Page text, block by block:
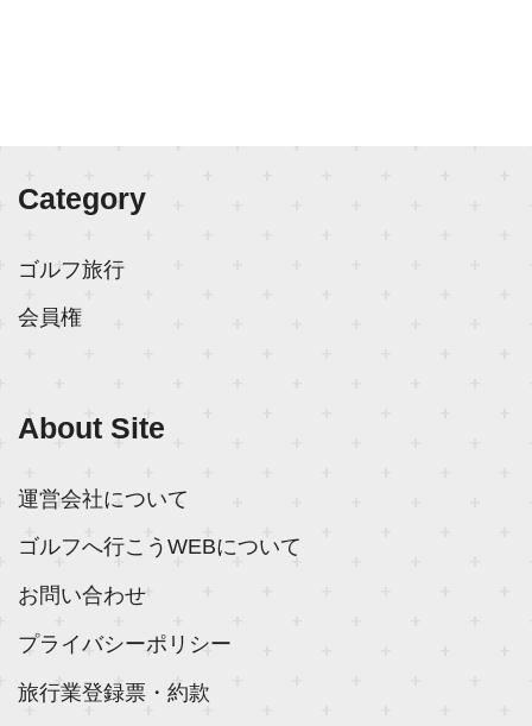
Category
ゴルフ旅行
会員権
About Site
運営会社について
ゴルフへ行こうWEBについて
お問い合わせ
プライバシーポリシー
旅行業登録票・約款